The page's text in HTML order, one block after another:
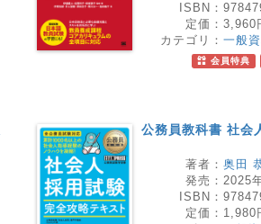
ISBN：
定価： 3,960
カテゴリ： 一般
会員特典
公務員教科書 社会
著者： 奥田
発売： 2025
ISBN：
定価： 1,980